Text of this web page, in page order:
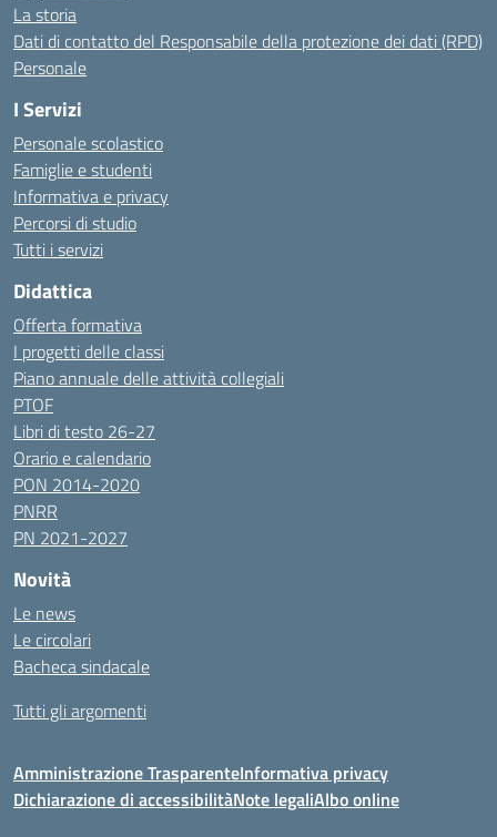
La storia
Dati di contatto del Responsabile della protezione dei dati (RPD)
Personale
I Servizi
Personale scolastico
Famiglie e studenti
Informativa e privacy
Percorsi di studio
Tutti i servizi
Didattica
Offerta formativa
I progetti delle classi
Piano annuale delle attività collegiali
PTOF
Libri di testo 26-27
Orario e calendario
PON 2014-2020
PNRR
PN 2021-2027
Novità
Le news
Le circolari
Bacheca sindacale
Tutti gli argomenti
Amministrazione TrasparenteInformativa privacy
Dichiarazione di accessibilitàNote legaliAlbo online